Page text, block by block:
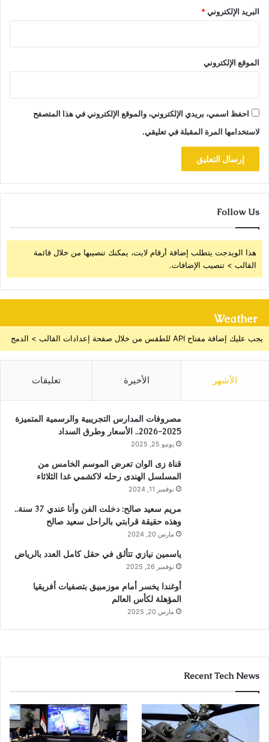
البريد الإلكتروني*
الموقع الإلكتروني
احفظ اسمي، بريدي الإلكتروني، والموقع الإلكتروني في هذا المتصفح
لاستخدامها المرة المقبلة في تعليقي.
Follow Us
هذا الويدجت يتطلب إضافة أرقام لايت، يمكنك تنصيبها من خلال قائمة
القالب > تنصيب الإضافات.
Weather
يجب عليك إضافة مفتاح API للطقس من خلال صفحة إعدادات القالب > الدمج
الأشهر الأخيرة تعليقات
مصروفات المدارس التجريبية والرسمية المتميزة
2025-2026.. الأسعار وطرق السداد
يونيو 25, 2025
قناة زى الوان تعرض الموسم الخامس من
المسلسل الهندى رحله لاكشمي غدا الثلاثاء
نوفمبر 11, 2024
مريم سعيد صالح: دخلت الفن وأنا عندي 37 سنة..
وهذه حقيقة قرابتي بالراحل سعيد صالح
مارس 20, 2024
ياسمين نيازي تتألق في حقل كامل العدد بالرياض
نوفمبر 26, 2025
أوغندا يخسر أمام موزمبيق بتصفيات أفريقيا
المؤهلة لكأس العالم
مارس 20, 2025
Recent Tech News